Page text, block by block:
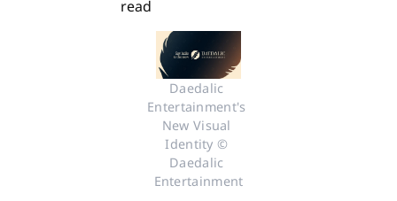
read
Daedalic
Entertainment's
New Visual
Identity ©
Daedalic
Entertainment